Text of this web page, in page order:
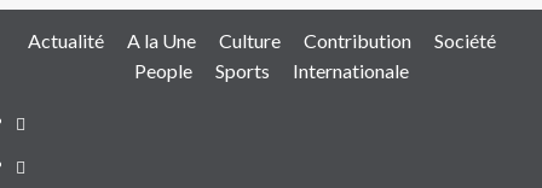
Actualité A la Une Culture Contribution
Société
People
Sports Internationale
Actualité
A